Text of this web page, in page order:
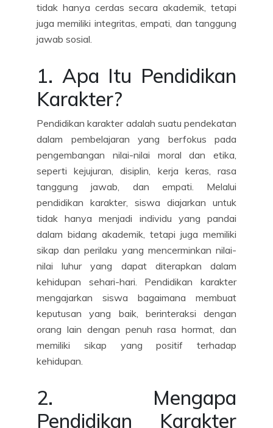
tidak hanya cerdas secara akademik, tetapi
juga memiliki integritas, empati, dan tanggung
jawab sosial.
1. Apa Itu Pendidikan
Karakter?
Pendidikan karakter adalah suatu pendekatan
dalam pembelajaran yang berfokus pada
pengembangan nilai-nilai moral dan etika,
seperti kejujuran, disiplin, kerja keras, rasa
tanggung jawab, dan empati. Melalui
pendidikan karakter, siswa diajarkan untuk
tidak hanya menjadi individu yang pandai
dalam bidang akademik, tetapi juga memiliki
sikap dan perilaku yang mencerminkan nilai-
nilai luhur yang dapat diterapkan dalam
kehidupan sehari-hari. Pendidikan karakter
mengajarkan siswa bagaimana membuat
keputusan yang baik, berinteraksi dengan
orang lain dengan penuh rasa hormat, dan
memiliki sikap yang positif terhadap
kehidupan.
2. Mengapa
Pendidikan Karakter